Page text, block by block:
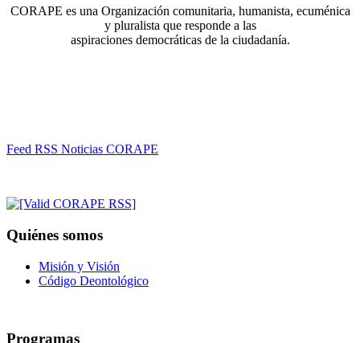
CORAPE es una Organización comunitaria, humanista, ecuménica
y pluralista que responde a las
aspiraciones democráticas de la ciudadanía.
Feed RSS Noticias CORAPE
Quiénes somos
Misión y Visión
Código Deontológico
Programas